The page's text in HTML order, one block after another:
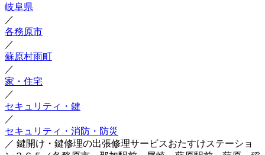
岐阜県
／
各務原市
／
蘇原村雨町
／
家・住宅
／
セキュリティ・鍵
／
セキュリティ・消防・防災
／ 鍵開け・鍵修理の出張修理サービスおたすけステーショ